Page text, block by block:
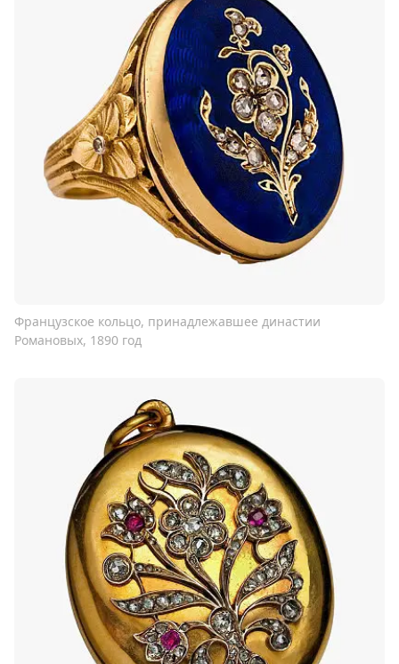
Французское кольцо, принадлежавшее династии
Романовых, 1890 год